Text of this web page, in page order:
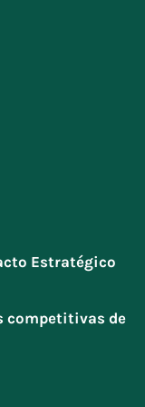
Estratégico
competitivas de